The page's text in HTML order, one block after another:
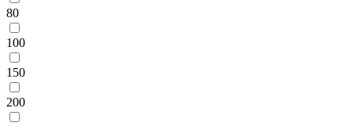
80
100
150
200